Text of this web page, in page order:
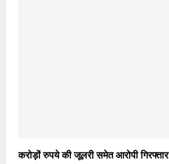
करोड़ों रुपये की जूलरी समेत आरोपी गिरफ्तार